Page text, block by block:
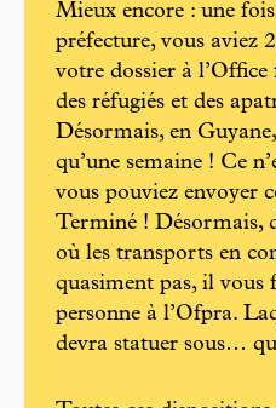
Mieux encore : une
préfecture, vous aviez
votre dossier à
des réfugiés et des
Désormais, en
qu’une semaine ! Ce
vous pouviez envoyer
Terminé ! Désormais,
où les transports en
quasiment pas, il vous
personne à l’Ofpra.
devra statuer sous…